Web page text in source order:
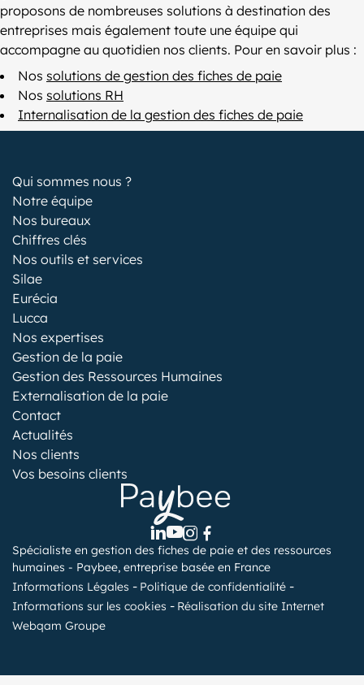
proposons de nombreuses solutions à destination des
entreprises mais également toute une équipe qui
accompagne au quotidien nos clients. Pour en savoir plus :
Nos solutions de gestion des fiches de paie
Nos solutions RH
Internalisation de la gestion des fiches de paie
Qui sommes nous ?
Notre équipe
Nos bureaux
Chiffres clés
Nos outils et services
Silae
Eurécia
Lucca
Nos expertises
Gestion de la paie
Gestion des Ressources Humaines
Externalisation de la paie
Contact
Actualités
Nos clients
Vos besoins clients
Spécialiste en gestion des fiches de paie et des ressources
humaines - Paybee, entreprise basée en France
Informations Légales
Politique de confidentialité
Informations sur les cookies
Réalisation du site Internet
Webqam Groupe